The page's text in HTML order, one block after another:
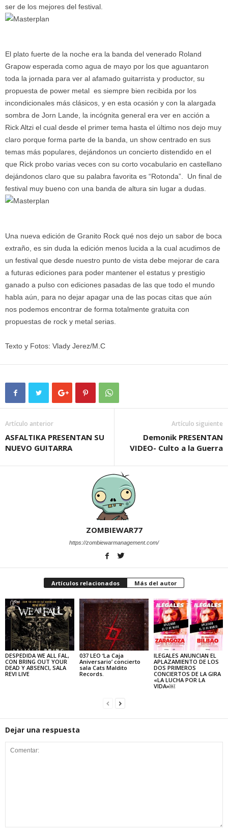
ser de los mejores del festival.
El plato fuerte de la noche era la banda del venerado Roland
Grapow esperada como agua de mayo por los que aguantaron
toda la jornada para ver al afamado guitarrista y productor, su
propuesta de power metal es siempre bien recibida por los
incondicionales más clásicos, y en esta ocasión y con la alargada
sombra de Jorn Lande, la incógnita general era ver en acción a
Rick Altzi el cual desde el primer tema hasta el último nos dejo muy
claro porque forma parte de la banda, un show centrado en sus
temas más populares, dejándonos un concierto distendido en el
que Rick probo varias veces con su corto vocabulario en castellano
dejándonos claro que su palabra favorita es “Rotonda”. Un final de
festival muy bueno con una banda de altura sin lugar a dudas.
Una nueva edición de Granito Rock qué nos dejo un sabor de boca
extraño, es sin duda la edición menos lucida a la cual acudimos de
un festival que desde nuestro punto de vista debe mejorar de cara
a futuras ediciones para poder mantener el estatus y prestigio
ganado a pulso con ediciones pasadas de las que todo el mundo
habla aún, para no dejar apagar una de las pocas citas que aún
nos podemos encontrar de forma totalmente gratuita con
propuestas de rock y metal serias.
Texto y Fotos: Vlady Jerez/M.C
Artículo anterior
ASFALTIKA PRESENTAN SU
NUEVO GUITARRA
Artículo siguiente
Demonik PRESENTAN
VIDEO- Culto a la Guerra
ZOMBIEWAR77
https://zombiewarmanagement.com/
Artículos relacionados Más del autor
DESPEDIDA WE ALL FAL,
CON BRING OUT YOUR
DEAD Y ABSENCI, SALA
REVI LIVE
037 LEO ‘La Caja
Aniversario’ concierto
sala Cats Maldito
Records.
ILEGALES ANUNCIAN EL
APLAZAMIENTO DE LOS
DOS PRIMEROS
CONCIERTOS DE LA GIRA
«LA LUCHA POR LA
VIDA»￼
Dejar una respuesta